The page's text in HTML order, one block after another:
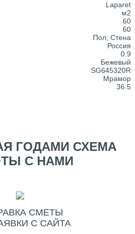
Laparet
м2
60
60
Пол; Стена
Россия
0.9
Бежевый
SG645320R
Мрамор
36.5
ГОДАМИ СХЕМА
С НАМИ
СМЕТЫ
С САЙТА